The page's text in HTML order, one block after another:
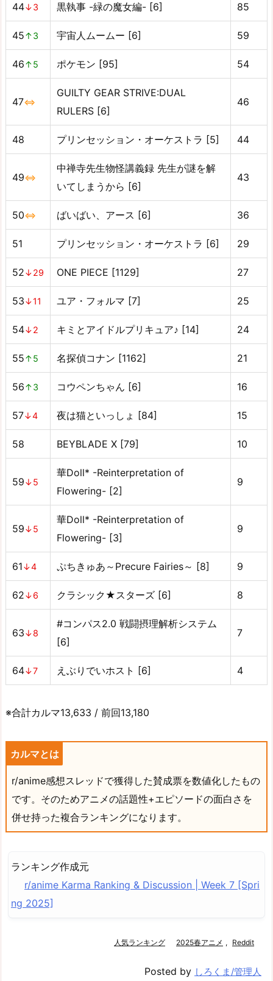
44↓3 黒執事 -緑の魔女編- [6] 85
45↑3 宇宙人ムームー [6] 59
46↑5 ポケモン [95] 54
47⇔
GUILTY GEAR STRIVE:DUAL
RULERS [6]
46
48 プリンセッション・オーケストラ [5] 44
49⇔
中禅寺先生物怪講義録 先生が謎を解
いてしまうから [6]
43
50⇔ ばいばい、アース [6] 36
51 プリンセッション・オーケストラ [6] 29
52↓29 ONE PIECE [1129] 27
53↓11 ユア・フォルマ [7] 25
54↓2 キミとアイドルプリキュア♪ [14] 24
55↑5 名探偵コナン [1162] 21
56↑3 コウペンちゃん [6] 16
57↓4 夜は猫といっしょ [84] 15
58 BEYBLADE X [79] 10
59↓5
華Doll* -Reinterpretation of
Flowering- [2]
9
59↓5
華Doll* -Reinterpretation of
Flowering- [3]
9
61↓4 ぷちきゅあ～Precure Fairies～ [8] 9
62↓6 クラシック★スターズ [6] 8
63↓8
#コンパス2.0 戦闘摂理解析システム
[6]
7
64↓7 えぶりでいホスト [6] 4
※合計カルマ13,633 / 前回13,180
カルマとは
r/anime感想スレッドで獲得した賛成票を数値化したもの
です。そのためアニメの話題性+エピソードの面白さを
併せ持った複合ランキングになります。
ランキング作成元
r/anime Karma Ranking & Discussion | Week 7 [Spri
ng 2025]
人気ランキング 2025春アニメ , Reddit
Posted by しろくま/管理人